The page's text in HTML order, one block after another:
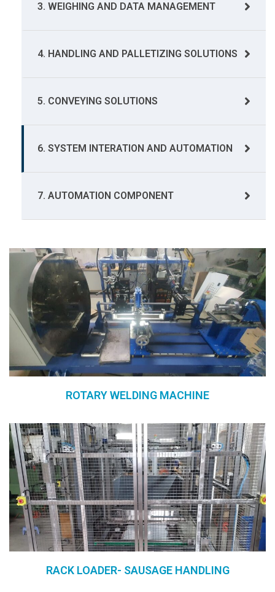
3. WEIGHING AND DATA MANAGEMENT
4. HANDLING AND PALLETIZING SOLUTIONS
5. CONVEYING SOLUTIONS
6. SYSTEM INTERATION AND AUTOMATION
7. AUTOMATION COMPONENT
ROTARY WELDING MACHINE
RACK LOADER- SAUSAGE HANDLING